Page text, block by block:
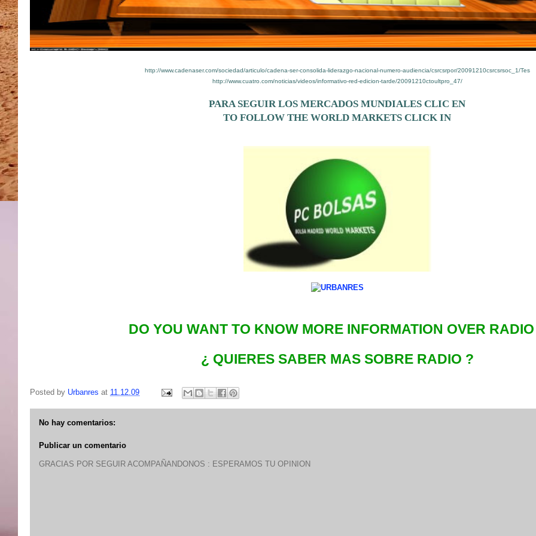
http://www.cadenaser.com/sociedad/articulo/cadena-ser-consolida-liderazgo-nacional-numero-audiencia/csrcsrpor/20091210csrcsrsoc_1/Tes
http://www.cuatro.com/noticias/videos/informativo-red-edicion-tarde/20091210ctoultpro_47/
PARA SEGUIR LOS MERCADOS MUNDIALES CLIC EN
TO FOLLOW THE WORLD MARKETS CLICK IN
DO YOU WANT TO KNOW MORE INFORMATION OVER
¿ QUIERES SABER MAS SOBRE RADIO ?
Posted by Urbanres at 11.12.09
No hay comentarios:
Publicar un comentario
GRACIAS POR SEGUIR ACOMPAÑANDONOS : ESPERAMOS TU OPINION